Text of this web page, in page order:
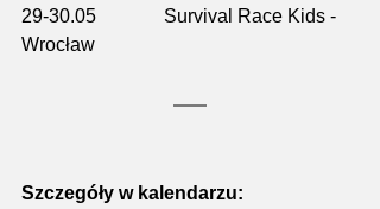
29-30.05		Survival Race Kids -
Wrocław
Szczegóły w kalendarzu: